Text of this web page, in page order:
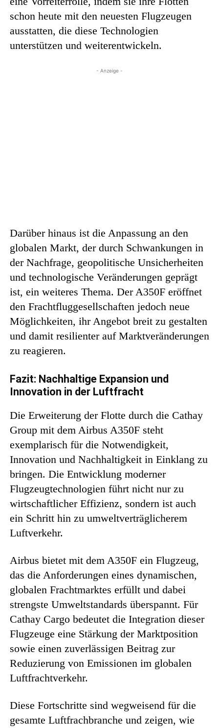
schon heute mit den neuesten Flugzeugen
ausstatten, die diese Technologien
unterstützen und weiterentwickeln.
- Anzeige -
Darüber hinaus ist die Anpassung an den
globalen Markt, der durch Schwankungen in
der Nachfrage, geopolitische Unsicherheiten
und technologische Veränderungen geprägt
ist, ein weiteres Thema. Der A350F eröffnet
den Frachtfluggesellschaften jedoch neue
Möglichkeiten, ihr Angebot breit zu gestalten
und damit resilienter auf Marktveränderungen
zu reagieren.
Fazit: Nachhaltige Expansion und
Innovation in der Luftfracht
Die Erweiterung der Flotte durch die Cathay
Group mit dem Airbus A350F steht
exemplarisch für die Notwendigkeit,
Innovation und Nachhaltigkeit in Einklang zu
bringen. Die Entwicklung moderner
Flugzeugtechnologien führt nicht nur zu
wirtschaftlicher Effizienz, sondern ist auch
ein Schritt hin zu umweltverträglicherem
Luftverkehr.
Airbus bietet mit dem A350F ein Flugzeug,
das die Anforderungen eines dynamischen,
globalen Frachtmarktes erfüllt und dabei
strengste Umweltstandards überspannt. Für
Cathay Cargo bedeutet die Integration dieser
Flugzeuge eine Stärkung der Marktposition
sowie einen zuverlässigen Beitrag zur
Reduzierung von Emissionen im globalen
Luftfrachtverkehr.
Diese Fortschritte sind wegweisend für die
gesamte Luftfrachbranche und zeigen, wie